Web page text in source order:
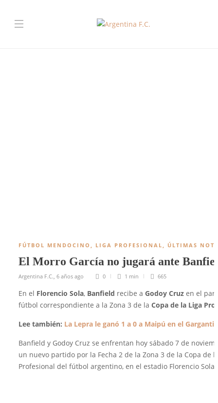
FÚTBOL MENDOCINO , LIGA PROFESIONAL, ÚLTIMAS
El Morro García no jugará ante
Argentina F.C., 6 años ago 0 1 min 665
En el Florencio Sola, Banfield recibe a Godoy Cruz en el
fútbol correspondiente a la Zona 3 de la Copa de la Liga
Lee también: La Lepra le ganó 1 a 0 a Maipú en el
Banfield y Godoy Cruz se enfrentan hoy sábado 7 de
un nuevo partido por la Fecha 2 de la Zona 3 de la Copa de
Profesional del fútbol argentino, en el estadio Florencio Sola.